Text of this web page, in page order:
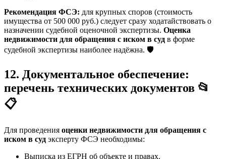
Рекомендация ФСЭ: для крупных споров (стоимость
имущества от 500 000 руб.) следует сразу ходатайствовать о
назначении судебной оценочной экспертизы. Оценка
недвижимости для обращения с иском в суд в форме
судебной экспертизы наиболее надёжна. 🛡️
12. Документальное обеспечение:
перечень технических документов 📂
📋
Для проведения оценки недвижимости для обращения с
иском в суд эксперту ФСЭ необходимы:
Выписка из ЕГРН об объекте и правах.